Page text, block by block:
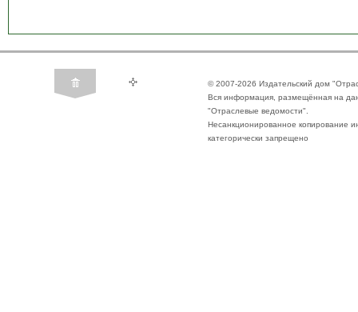
© 2007-2026 Издательский дом
Вся информация, размещённая на
"Отраслевые ведомости".
Несанкционированное копирование
категорически запрещено